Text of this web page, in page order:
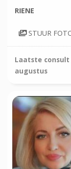
RIENE
STUUR
Laatste consult
augustus